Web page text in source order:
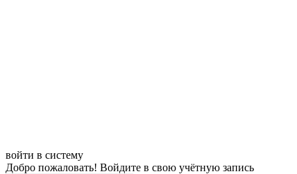
войти в систему
Добро пожаловать! Войдите в свою учётную запись